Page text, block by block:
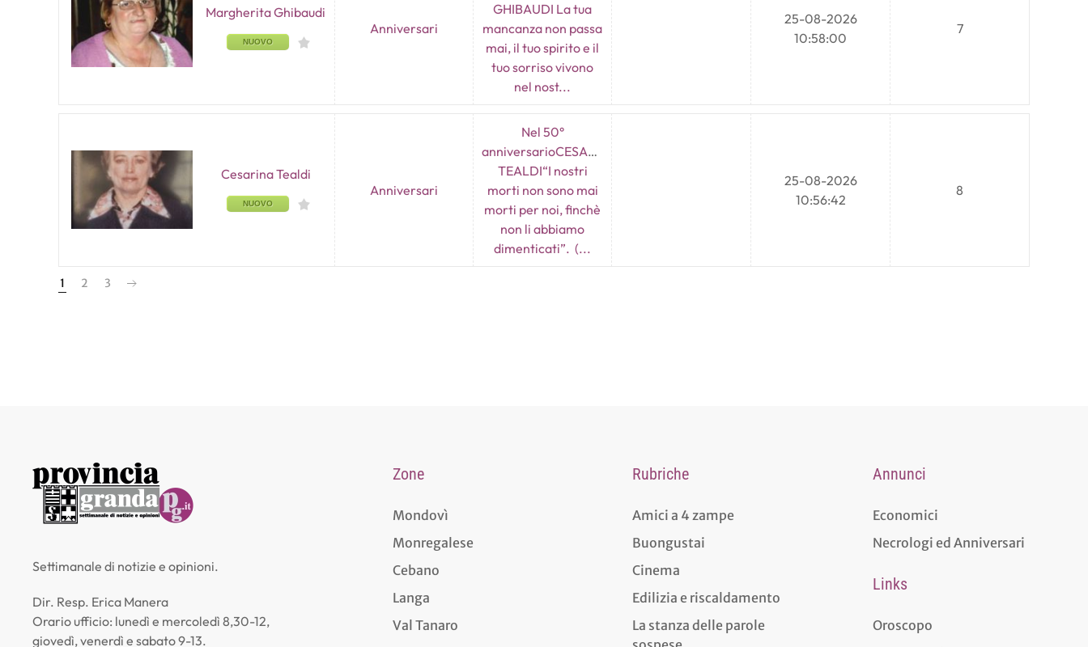
Margherita Ghibaudi
NUOVO
Anniversari
GHIBAUDI La tua
mancanza non passa
mai, il tuo spirito e il
tuo sorriso vivono
nel nost...
25-08-2026
10:58:00
7
Cesarina Tealdi
NUOVO
Anniversari
Nel 50°
anniversarioCESARINA
TEALDI“I nostri
morti non sono mai
morti per noi, finchè
non li abbiamo
dimenticati”. (...
25-08-2026
10:56:42
8
1 2 3
Settimanale di notizie e opinioni.
Dir. Resp. Erica Manera
Orario ufficio: lunedì e mercoledì 8,30-12,
giovedì, venerdì e sabato 9-13.
Zone
Mondovì
Monregalese
Cebano
Langa
Val Tanaro
Rubriche
Amici a 4 zampe
Buongustai
Cinema
Edilizia e riscaldamento
La stanza delle parole
Annunci
Economici
Necrologi ed Anniversari
Links
Oroscopo